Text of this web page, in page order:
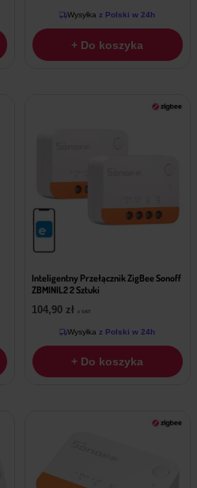
Wysyłka z Polski w 24h
+ Do koszyka
Inteligentny Przełącznik ZigBee Sonoff
ZBMINIL2 2 Sztuki
104,90 zł z VAT
Wysyłka z Polski w 24h
+ Do koszyka